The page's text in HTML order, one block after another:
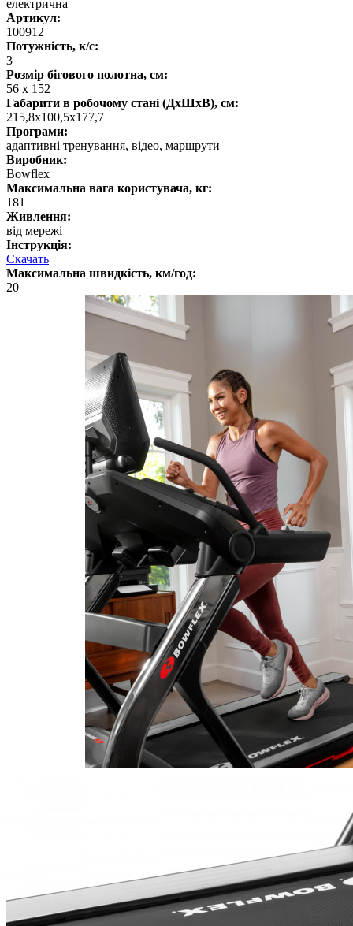
електрична
Артикул:
100912
Потужність, к/с:
3
Розмір бігового полотна, см:
56 x 152
Габарити в робочому стані (ДхШхВ), см:
215,8x100,5x177,7
Програми:
адаптивні тренування, відео, маршрути
Виробник:
Bowflex
Максимальна вага користувача, кг:
181
Живлення:
від мережі
Інструкція:
Скачать
Максимальна швидкість, км/год:
20